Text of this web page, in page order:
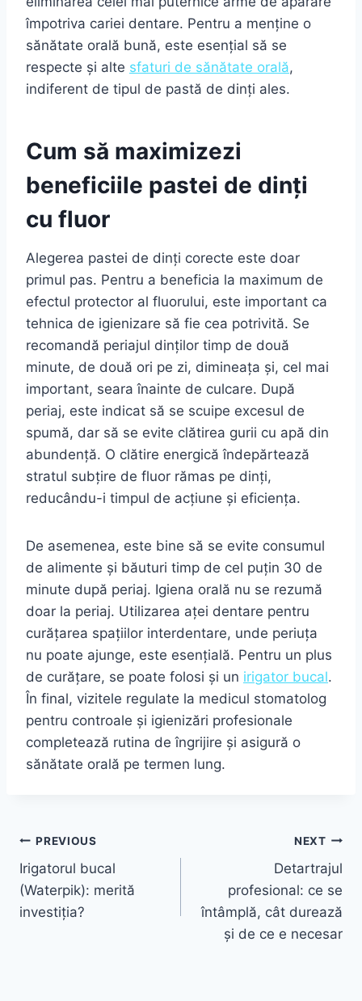
împotriva cariei dentare. Pentru a menține o
sănătate orală bună, este esențial să se
respecte și alte sfaturi de sănătate orală,
indiferent de tipul de pastă de dinți ales.
Cum să maximizezi
beneficiile pastei de dinți
cu fluor
Alegerea pastei de dinți corecte este doar
primul pas. Pentru a beneficia la maximum de
efectul protector al fluorului, este important ca
tehnica de igienizare să fie cea potrivită. Se
recomandă periajul dinților timp de două
minute, de două ori pe zi, dimineața și, cel mai
important, seara înainte de culcare. După
periaj, este indicat să se scuipe excesul de
spumă, dar să se evite clătirea gurii cu apă din
abundență. O clătire energică îndepărtează
stratul subțire de fluor rămas pe dinți,
reducându-i timpul de acțiune și eficiența.
De asemenea, este bine să se evite consumul
de alimente și băuturi timp de cel puțin 30 de
minute după periaj. Igiena orală nu se rezumă
doar la periaj. Utilizarea aței dentare pentru
curățarea spațiilor interdentare, unde periuța
nu poate ajunge, este esențială. Pentru un plus
de curățare, se poate folosi și un irigator bucal.
În final, vizitele regulate la medicul stomatolog
pentru controale și igienizări profesionale
completează rutina de îngrijire și asigură o
sănătate orală pe termen lung.
Navigare
în
articole
PREVIOUS
Irigatorul bucal
(Waterpik): merită
investiția?
NEXT
Detartrajul
profesional: ce se
întâmplă, cât durează
și de ce e necesar